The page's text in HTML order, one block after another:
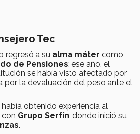
Tec
regresó a su alma máter como
de Pensiones; ese año, el
se había visto afectado por
por la devaluación del peso ante el
obtenido experiencia al
con Grupo Serfín, donde inició su
.